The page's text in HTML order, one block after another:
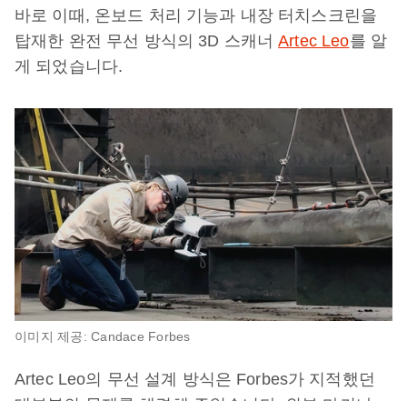
바로 이때, 온보드 처리 기능과 내장 터치스크린을
탑재한 완전 무선 방식의 3D 스캐너Artec Leo를 알
게 되었습니다.
이미지 제공: Candace Forbes
Artec Leo의 무선 설계 방식은 Forbes가 지적했던